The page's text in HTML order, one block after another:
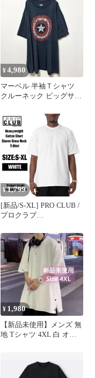
¥4,980
マーベル 半袖Ｔシャツ
クルーネック ビッグサイ
¥1,799
[新品/S-XL] PRO CLUB /
プロクラブ
(WHITE) ヘビーウエイ
ト 半袖 Tシャツ ホワ
イト Heavyweight Cotton
Short Sleeve Crew Neck T-
Shirt
¥ 1,980
【新品未使用】メンズ 無
地 Tシャツ 4XL 白 オー